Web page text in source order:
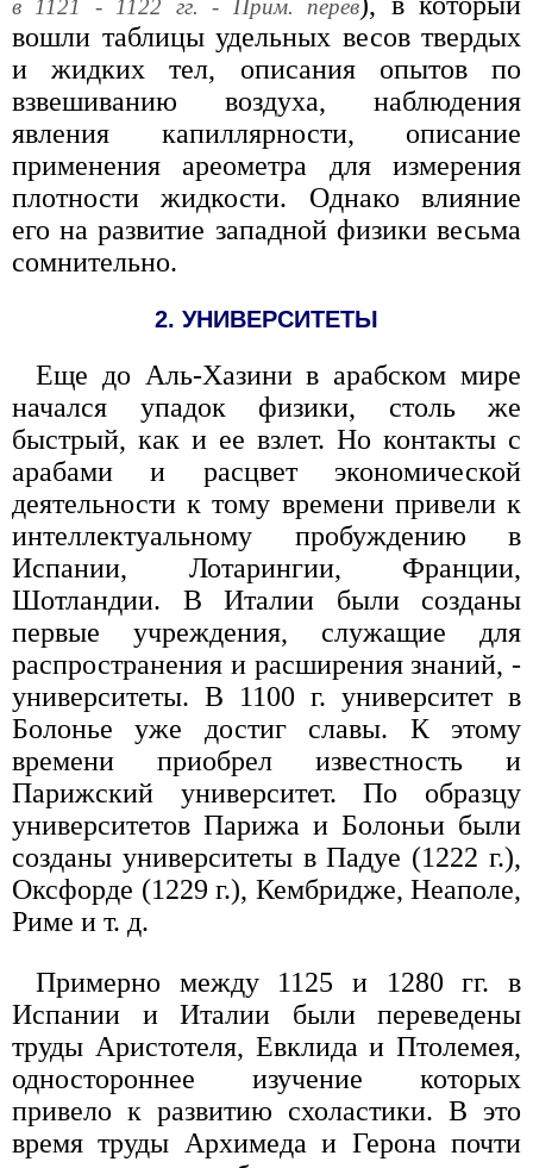
в 1121 - 1122 гг. - Прим. перев
вошли таблицы удельных весов твердых
и жидких тел, описания опытов по
взвешиванию воздуха, наблюдения
явления капиллярности, описание
применения ареометра для измерения
плотности жидкости. Однако влияние
его на развитие западной физики весьма
сомнительно.
2. УНИВЕРСИТЕТЫ
Еще до Аль-Хазини в арабском мире
начался упадок физики, столь же
быстрый, как и ее взлет. Но контакты с
арабами и расцвет экономической
деятельности к тому времени привели к
интеллектуальному пробуждению в
Испании, Лотарингии, Франции,
Шотландии. В Италии были созданы
первые учреждения, служащие для
распространения и расширения знаний, -
университеты. В 1100 г. университет в
Болонье уже достиг славы. К этому
времени приобрел известность и
Парижский университет. По образцу
университетов Парижа и Болоньи были
созданы университеты в Падуе (1222 г.),
Оксфорде (1229 г.), Кембридже, Неаполе,
Риме и т. д.
Примерно между 1125 и 1280 гг. в
Испании и Италии были переведены
труды Аристотеля, Евклида и Птолемея,
одностороннее изучение которых
привело к развитию схоластики. В это
время труды Архимеда и Герона почти